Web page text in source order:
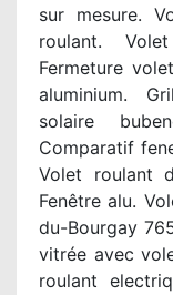
sur mesure.
roulant.
Fermeture
aluminium.
solaire
Comparatif
Volet roulant
Fenêtre alu.
du-Bourgay
vitrée avec
roulant